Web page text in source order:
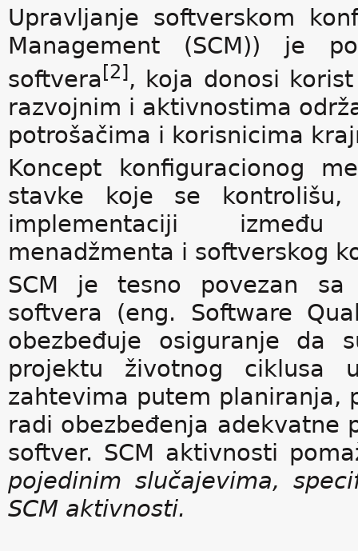
Upravljanje softverskom
Management (SCM)) je
softvera[2], koja donosi
razvojnim i aktivnostima
potrošačima i korisnicima
Koncept konfiguracionog
stavke koje se
implementaciji između
menadžmenta i softverskog
SCM je tesno povezan sa
softvera (eng. Software
obezbeđuje osiguranje da
projektu životnog ciklusa
zahtevima putem planiranja,
radi obezbeđenja adekvatne
softver. SCM aktivnosti
pojedinim slučajevima,
SCM aktivnosti.